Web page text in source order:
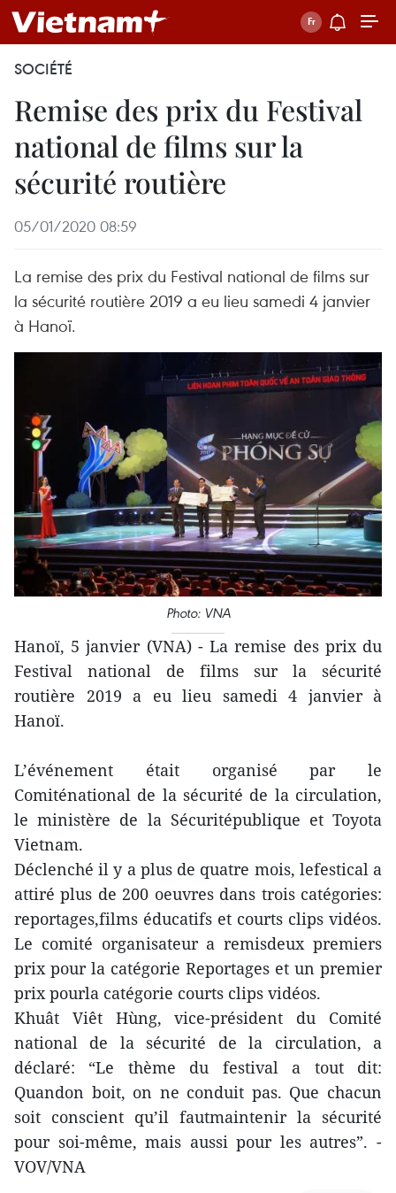
SOCIÉTÉ
Remise des prix du Festival
national de films sur la
sécurité routière
05/01/2020 08:59
La remise des prix du Festival national de films sur
la sécurité routière 2019 a eu lieu samedi 4 janvier
à Hanoï.
Photo: VNA
Hanoï, 5 janvier (VNA) - La remise des prix du
Festival national de films sur la sécurité
routière 2019 a eu lieu samedi 4 janvier à
Hanoï.
L’événement était organisé par le
Comiténational de la sécurité de la circulation,
le ministère de la Sécuritépublique et Toyota
Vietnam.
Déclenché il y a plus de quatre mois, lefestical a
attiré plus de 200 oeuvres dans trois catégories:
reportages,films éducatifs et courts clips vidéos.
Le comité organisateur a remisdeux premiers
prix pour la catégorie Reportages et un premier
prix pourla catégorie courts clips vidéos.
Khuât Viêt Hùng, vice-président du Comité
national de la sécurité de la circulation, a
déclaré: “Le thème du festival a tout dit:
Quandon boit, on ne conduit pas. Que chacun
soit conscient qu’il fautmaintenir la sécurité
pour soi-même, mais aussi pour les autres”. -
VOV/VNA